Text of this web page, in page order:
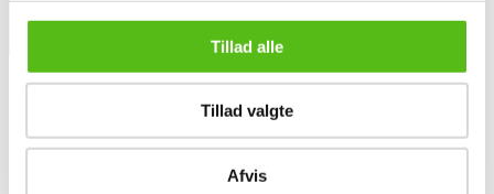
Tillad alle
Tillad valgte
Afvis
OM OS